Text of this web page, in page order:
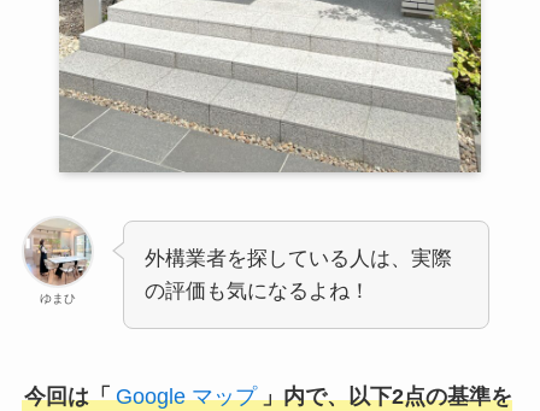
ゆまひ
外構業者を探している人は、実際
の評価も気になるよね！
今回は「 Google マップ 」内で、以下2点の基準を